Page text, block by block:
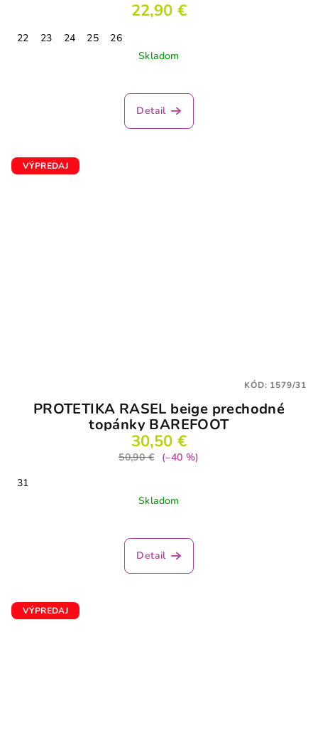
22,90 €
22 23 24 25
26
Skladom
hodnotenie
produktu
Detail
VÝPREDAJ
PROTETIKA RASEL beige prechodné
topánky BAREFOOT
30,50 €
50,90 €
(–40 %)
31
Skladom
Detail
KÓD: 1579/31
VÝPREDAJ